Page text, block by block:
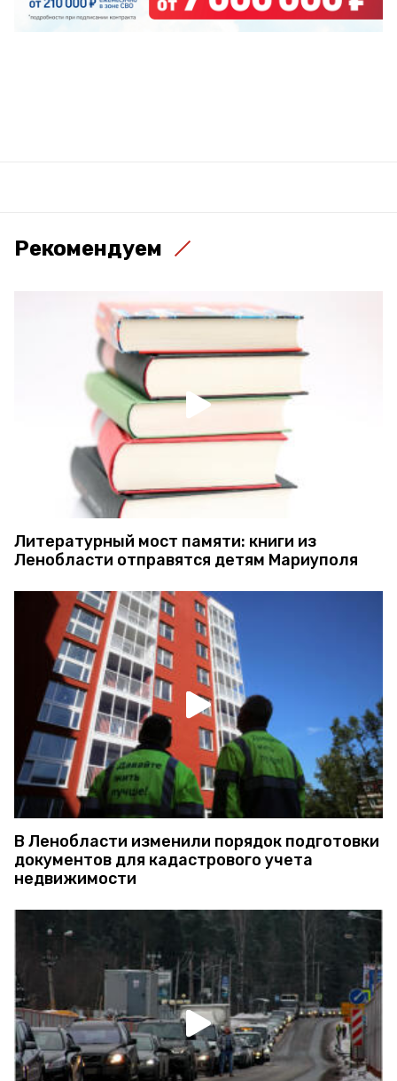
Рекомендуем
Литературный мост памяти: книги из
Ленобласти отправятся детям Мариуполя
В Ленобласти изменили порядок подготовки
документов для кадастрового учета
недвижимости